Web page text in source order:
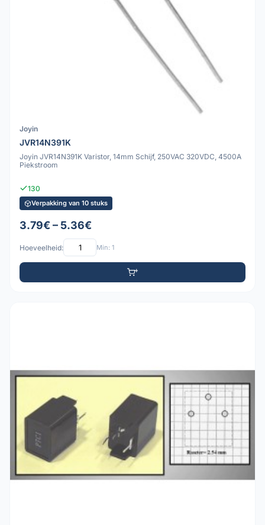
Joyin
JVR14N391K
Joyin JVR14N391K Varistor, 14mm Schijf, 250VAC 320VDC, 4500A
Piekstroom
130
Verpakking van 10 stuks
3.79€ – 5.36€
Hoeveelheid: Min: 1